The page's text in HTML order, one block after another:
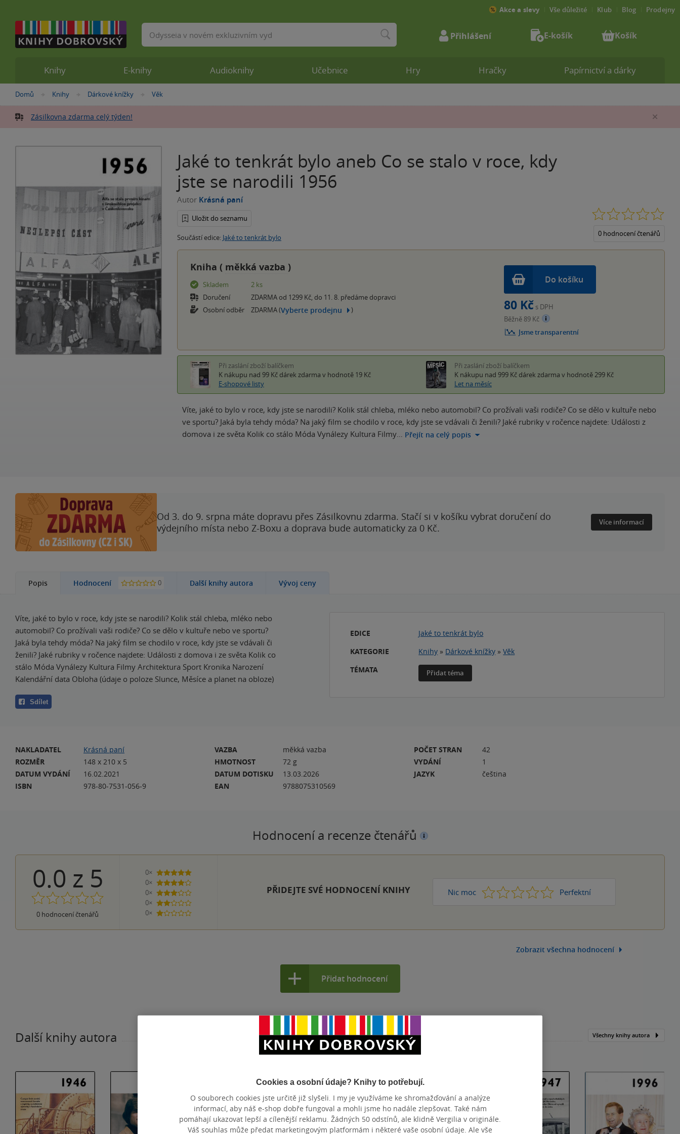
Nacházíte
zde:
Domů »
Knihy »
Dárkové knížky »
Věk
Zásilkovna zdarma celý týden!
Jaké to tenkrát bylo aneb Co se stalo v roce, kdy
jste se narodili 1956
Autor Krásná paní
Uložit do seznamu
Součástí edice: Jaké to tenkrát bylo 0 hodnocení čtenářů
Kniha ( měkká vazba )
Skladem
2 ks
Doručení
ZDARMA od 1299 Kč, do 11. 8. předáme dopravci
Osobní odběr
ZDARMA (Vyberte prodejnu )
Do košíku
80 Kč s DPH
Běžně 89 Kč
Jsme transparentní
Při zaslání zboží balíčkem
K nákupu nad 99 Kč dárek zdarma v hodnotě 19 Kč
E-shopové listy
Při zaslání zboží balíčkem
K nákupu nad 999 Kč dárek zdarma v hodnotě 299 Kč
Let na měsíc
Víte, jaké to bylo v roce, kdy jste se narodili? Kolik stál chleba, mléko nebo automobil? Co prožívali vaši rodiče? Co se dělo v kultuře nebo
ve sportu? Jaká byla tehdy móda? Na jaký film se chodilo v roce, kdy jste se vdávali či ženili? Jaké rubriky v ročence najdete: Události z
domova i ze světa Kolik co stálo Móda Vynálezy Kultura Filmy… Přejít na celý popis
Od 3. do 9. srpna máte dopravu přes Zásilkovnu zdarma. Stačí si v košíku vybrat doručení do
výdejního místa nebo Z-Boxu a doprava bude automaticky za 0 Kč.
Více informací
Popis Hodnocení 0 Další knihy autora Vývoj ceny
Víte, jaké to bylo v roce, kdy jste se narodili? Kolik stál chleba, mléko nebo
automobil? Co prožívali vaši rodiče? Co se dělo v kultuře nebo ve sportu?
Jaká byla tehdy móda? Na jaký film se chodilo v roce, kdy jste se vdávali či
ženili? Jaké rubriky v ročence najdete: Události z domova i ze světa Kolik co
stálo Móda Vynálezy Kultura Filmy Architektura Sport Kronika Narození
Kalendářní data Obloha (údaje o poloze Slunce, Měsíce a planet na obloze)
Sdílet
EDICE
Jaké to tenkrát bylo
KATEGORIE
Knihy » Dárkové knížky »Věk
TÉMATA
Přidat téma
NAKLADATEL
Krásná paní
ROZMĚR
148 x 210 x 5
DATUM VYDÁNÍ
16.02.2021
ISBN
978-80-7531-056-9
VAZBA
měkká vazba
HMOTNOST
72 g
DATUM DOTISKU
13.03.2026
EAN
9788075310569
POČET STRAN
42
VYDÁNÍ
1
JAZYK
čeština
Hodnocení a recenze čtenářů
0.0 z 5
0 hodnocení čtenářů
0×
5 hvězdiček
0×
4 hvězdičky
0×
3 hvězdičky
0×
2 hvězdičky
0×
1 hvezdička
PŘIDEJTE SVÉ HODNOCENÍ KNIHY Nic moc 1 2 3 4 Perfektní
5
Zobrazit všechna hodnocení
Přidat hodnocení
Další knihy autora Všechny knihy autora
Knihy E-knihy Audioknihy Učebnice Hry Hračky Papírnictví a dárky
Akce a slevy Vše důležité Klub Blog Prodejny
Vyhledávání Přihlášení E-košík Košík
Cookies a osobní údaje? Knihy to potřebují.
O souborech cookies jste určitě již slyšeli. I my je využíváme ke shromažďování a analýze
informací, aby náš e-shop dobře fungoval a mohli jsme ho nadále zlepšovat. Také nám
pomáhají ukazovat lepší a cílenější reklamu. Žádných 50 odstínů, ale klidně Vergilia v originále.
Váš souhlas může předat marketingovým platformám i některé vaše osobní údaje. Ale vše